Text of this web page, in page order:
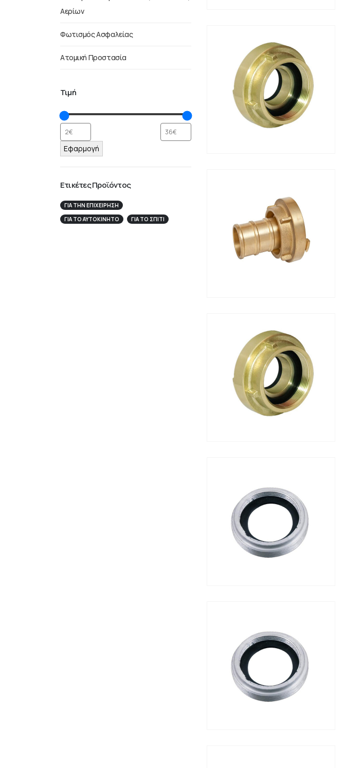
Αερίων
Φωτισμός Ασφαλείας
Ατομική Προστασία
Τιμή
Εφαρμογή
Ετικέτες Προϊόντος
ΓΙΑ ΤΗΝ ΕΠΙΧΕΊΡΗΣΉ
ΓΙΑ ΤΟ ΑΥΤΟΚΊΝΗΤΟ
ΓΙΑ ΤΟ ΣΠΙΤΙ